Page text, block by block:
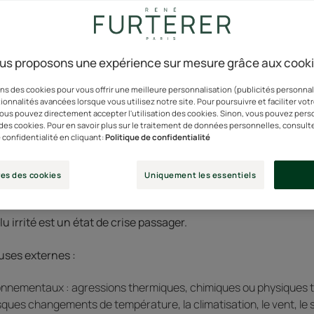
? Démangeaisons ? Rougeurs ? Tiraillements ?
cuir chevelu est agressé par des facteurs extérieurs qui
cornée) et occasionnent des irritations temporaires.
les causes d'un cuir
irrité est un état de crise passager.
externes :
: agressions thermiques, chimiques ou physiques
changements de température, la climatisation, le vent, le
proposons une expérience sur mesure grâce aux
des cookies pour vous offrir une meilleure personnalisation (publicités
avancées lorsque vous utilisez notre site. Pour poursuivre et faciliter
pouvez directement accepter l'utilisation des cookies. Sinon, vous pouvez
cookies. Pour en savoir plus sur le traitement de données personnelles,
en cliquant:Politique de confidentialité
des cookies Uniquement les essentiels